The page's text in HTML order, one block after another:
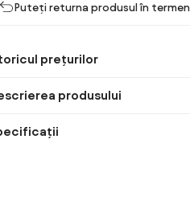
Puteți returna produsul în termen
prețurilor
produsului